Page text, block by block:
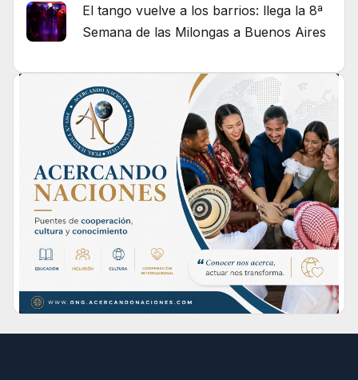
El tango vuelve a los barrios: llega la 8ª
Semana de las Milongas a Buenos Aires